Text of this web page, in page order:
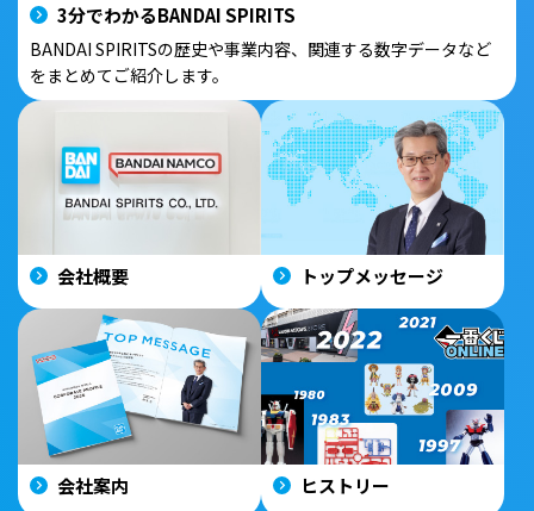
3分でわかるBANDAI SPIRITS
BANDAI SPIRITSの歴史や事業内容、関連する数字データなど
をまとめてご紹介します。
会社概要 トップメッセージ
会社案内 ヒストリー